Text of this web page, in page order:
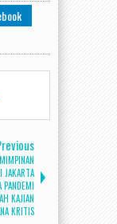
JAKARTA
PANDEMI
KAJIAN
KRITIS